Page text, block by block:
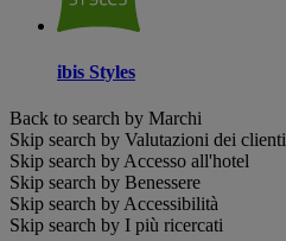
ibis Styles
Back to search by Marchi
Skip search by Valutazioni dei clienti
Skip search by Accesso all'hotel
Skip search by Benessere
Skip search by Accessibilità
Skip search by I più ricercati